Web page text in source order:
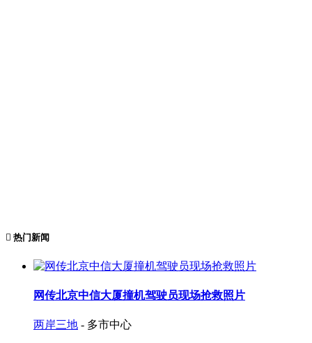
热门新闻
网传北京中信大厦撞机驾驶员现场抢救照片
两岸三地 - 多市中心